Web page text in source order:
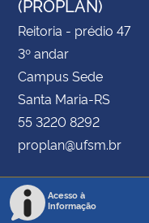
(PROPLAN)
Reitoria - prédio 47
3º andar
Campus Sede
Santa Maria-RS
55 3220 8292
proplan@ufsm.br
Acesso à
Informação